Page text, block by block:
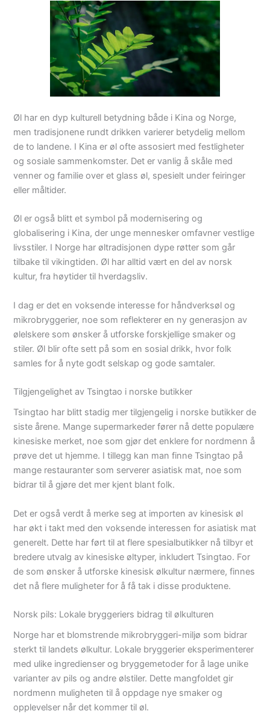
Øl har en dyp kulturell betydning både i Kina og Norge,
men tradisjonene rundt drikken varierer betydelig mellom
de to landene. I Kina er øl ofte assosiert med festligheter
og sosiale sammenkomster. Det er vanlig å skåle med
venner og familie over et glass øl, spesielt under feiringer
eller måltider.
Øl er også blitt et symbol på modernisering og
globalisering i Kina, der unge mennesker omfavner vestlige
livsstiler. I Norge har øltradisjonen dype røtter som går
tilbake til vikingtiden. Øl har alltid vært en del av norsk
kultur, fra høytider til hverdagsliv.
I dag er det en voksende interesse for håndverksøl og
mikrobryggerier, noe som reflekterer en ny generasjon av
ølelskere som ønsker å utforske forskjellige smaker og
stiler. Øl blir ofte sett på som en sosial drikk, hvor folk
samles for å nyte godt selskap og gode samtaler.
Tilgjengelighet av Tsingtao i norske butikker
Tsingtao har blitt stadig mer tilgjengelig i norske butikker de
siste årene. Mange supermarkeder fører nå dette populære
kinesiske merket, noe som gjør det enklere for nordmenn å
prøve det ut hjemme. I tillegg kan man finne Tsingtao på
mange restauranter som serverer asiatisk mat, noe som
bidrar til å gjøre det mer kjent blant folk.
Det er også verdt å merke seg at importen av kinesisk øl
har økt i takt med den voksende interessen for asiatisk mat
generelt. Dette har ført til at flere spesialbutikker nå tilbyr et
bredere utvalg av kinesiske øltyper, inkludert Tsingtao. For
de som ønsker å utforske kinesisk ølkultur nærmere, finnes
det nå flere muligheter for å få tak i disse produktene.
Norsk pils: Lokale bryggeriers bidrag til ølkulturen
Norge har et blomstrende mikrobryggeri-miljø som bidrar
sterkt til landets ølkultur. Lokale bryggerier eksperimenterer
med ulike ingredienser og bryggemetoder for å lage unike
varianter av pils og andre ølstiler. Dette mangfoldet gir
nordmenn muligheten til å oppdage nye smaker og
opplevelser når det kommer til øl.